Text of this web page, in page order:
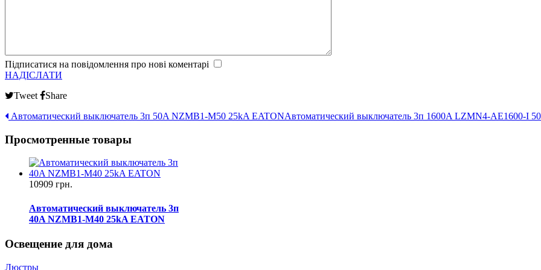
Підписатися на повідомлення про нові коментарі
НАДІСЛАТИ
Tweet
Share
Автоматический выключатель 3п 50A NZMB1-M50 25kA EATONАвтоматический выключатель 3п 1600A LZMN4-AE1600-I
Просмотренные товары
10909 грн.
Автоматический выключатель 3п
40A NZMB1-M40 25kA EATON
Освещение для дома
Люстры